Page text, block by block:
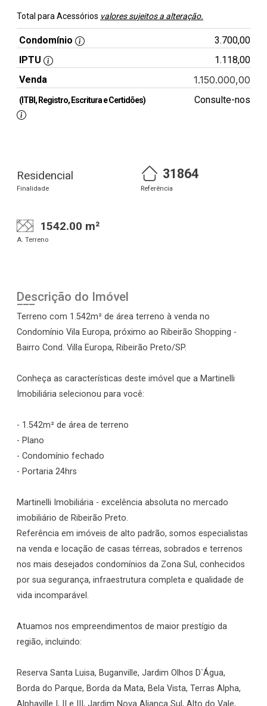
Total para Acessórios valores sujeitos a alteração.
Condomínio
3.700,00
IPTU
1.118,00
Venda
1.150.000,00
(ITBI, Registro, Escritura e Certidões) Consulte-nos
Residencial
Finalidade
31864
Referência
1542.00 m²
A. Terreno
Descrição do Imóvel
Terreno com 1.542m² de área terreno à venda no
Condomínio Vila Europa, próximo ao Ribeirão Shopping -
Bairro Cond. Villa Europa, Ribeirão Preto/SP.
Conheça as características deste imóvel que a Martinelli
Imobiliária selecionou para você:
- 1.542m² de área de terreno
- Plano
- Condomínio fechado
- Portaria 24hrs
Martinelli Imobiliária - excelência absoluta no mercado
imobiliário de Ribeirão Preto.
Referência em imóveis de alto padrão, somos especialistas
na venda e locação de casas térreas, sobrados e terrenos
nos mais desejados condomínios da Zona Sul, conhecidos
por sua segurança, infraestrutura completa e qualidade de
vida incomparável.
Atuamos nos empreendimentos de maior prestígio da
região, incluindo:
Reserva Santa Luisa, Buganville, Jardim Olhos D`Água,
Borda do Parque, Borda da Mata, Bela Vista, Terras Alpha,
Alphaville I, II e III, Jardim Nova Aliança Sul, Alto do Vale,